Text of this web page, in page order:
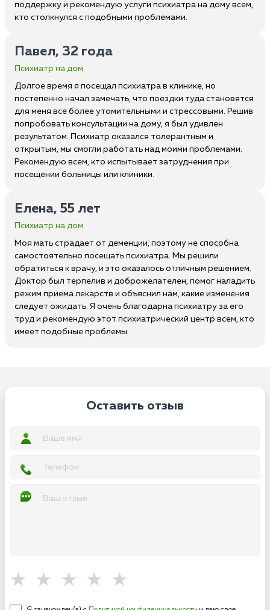
поддержку и рекомендую услуги психиатра на дому всем,
кто столкнулся с подобными проблемами.
Павел, 32 года
Психиатр на дом
Долгое время я посещал психиатра в клинике, но
постепенно начал замечать, что поездки туда становятся
для меня все более утомительными и стрессовыми. Решив
попробовать консультации на дому, я был удивлен
результатом. Психиатр оказался толерантным и
открытым, мы смогли работать над моими проблемами.
Рекомендую всем, кто испытывает затруднения при
посещении больницы или клиники.
Елена, 55 лет
Психиатр на дом
Моя мать страдает от деменции, поэтому не способна
самостоятельно посещать психиатра. Мы решили
обратиться к врачу, и это оказалось отличным решением.
Доктор был терпелив и доброжелателен, помог наладить
режим приема лекарств и объяснил нам, какие изменения
следует ожидать. Я очень благодарна психиатру за его
труд и рекомендую этот психиатрический центр всем, кто
имеет подобные проблемы.
Оставить отзыв